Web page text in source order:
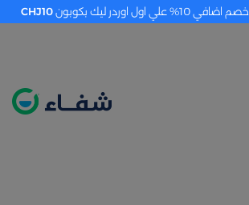
خصم اضافي 10% علي اول اوردر ليك بكوبون CHJ10